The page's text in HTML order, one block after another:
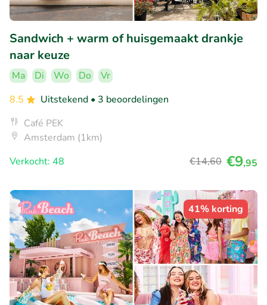
Sandwich + warm of huisgemaakt drankje
naar keuze
Ma Di Wo Do
Vr
8.5
Uitstekend • 3 beoordelingen
Café PEK
Amsterdam (1km)
Verkocht: 48
€14,60 €9,95
41% korting